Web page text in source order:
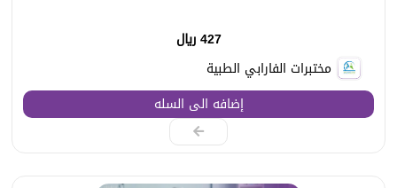
427 ريال
مختبرات الفارابي الطبية
إضافه الى السله